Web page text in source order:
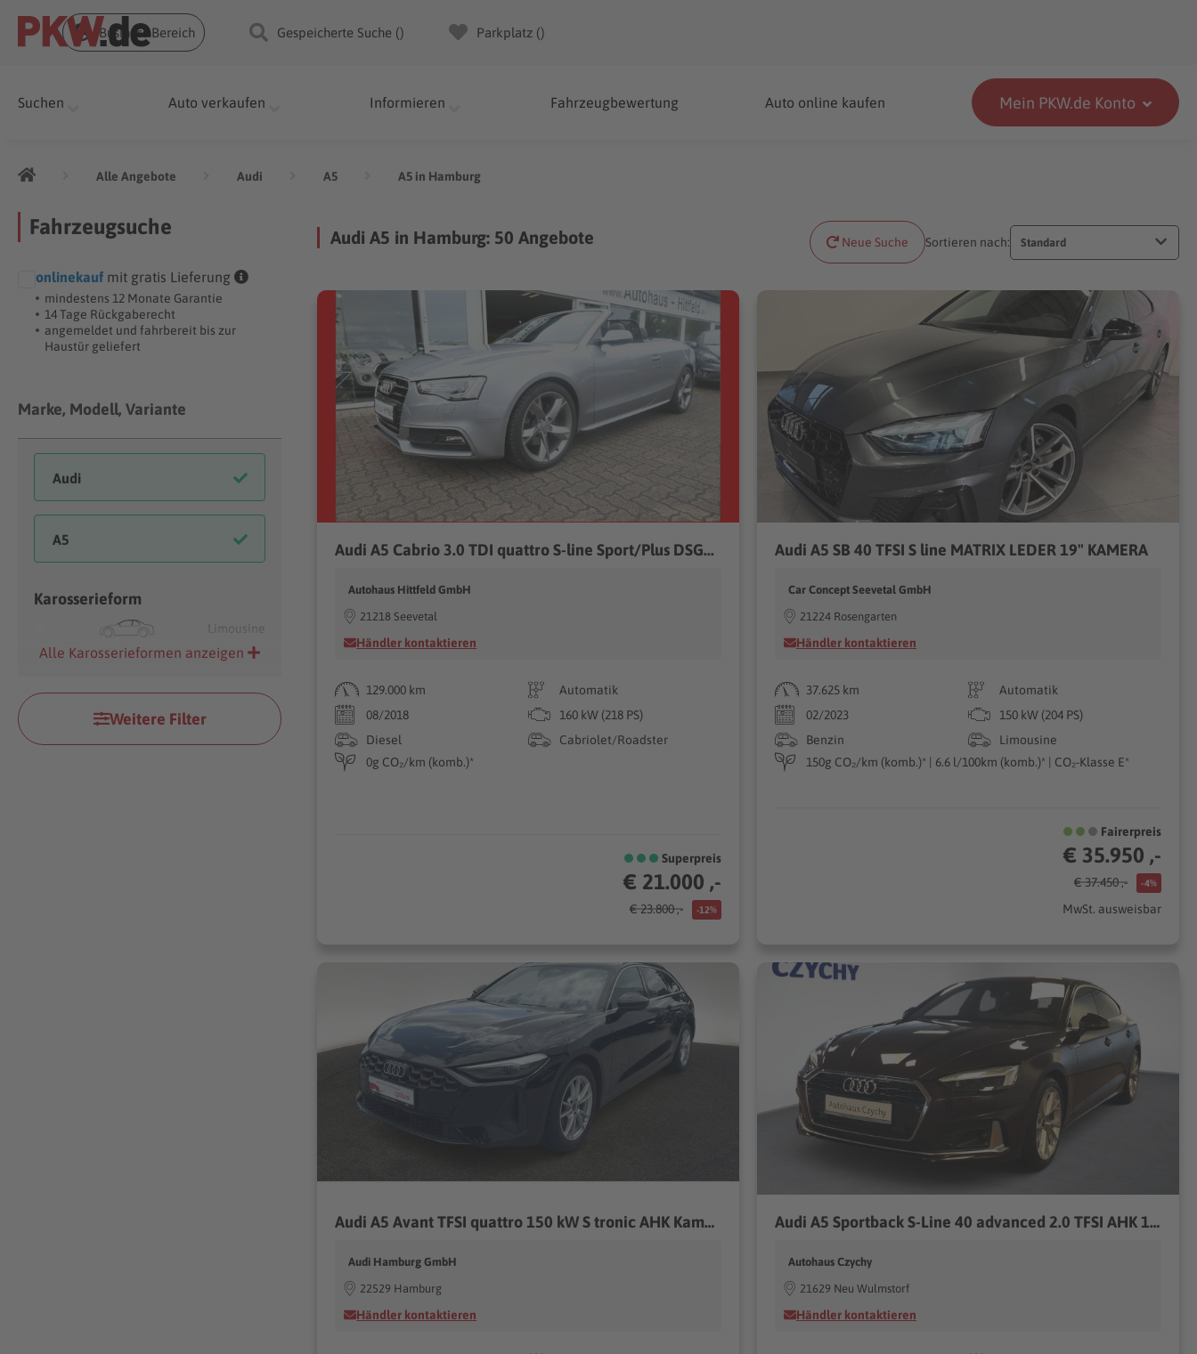
Business Bereich Gespeicherte Suche () Parkplatz ()
Suchen Auto verkaufen Informieren Fahrzeugbewertung Auto online kaufen Mein PKW.de Konto
Alle Angebote Audi A5 A5 in Hamburg
Fahrzeugsuche
onlinekauf mit gratis Lieferung
mindestens 12 Monate Garantie
14 Tage Rückgaberecht
angemeldet und fahrbereit bis zur
Haustür geliefert
Marke, Modell, Variante
Karosserieform
Limousine
Alle Karosserieformen anzeigen
Weitere Filter
Audi A5 in Hamburg: 50 Angebote Neue Suche Sortieren nach: Standard
Audi A5 Cabrio 3.0 TDI quattro S-line Sport/Plus DSG...
Autohaus Hittfeld GmbH
21218 Seevetal
Händler kontaktieren
129.000 km
Automatik
08/2018
160 kW (218 PS)
Diesel
Cabriolet/Roadster
0g CO₂/km (komb.)*
Superpreis
€ 21.000 ,-
€ 23.800 ,- -12%
Audi A5 SB 40 TFSI S line MATRIX LEDER 19" KAMERA
Car Concept Seevetal GmbH
21224 Rosengarten
Händler kontaktieren
37.625 km
Automatik
02/2023
150 kW (204 PS)
Benzin
Limousine
150g CO₂/km (komb.)* | 6.6 l/100km (komb.)* | CO₂-Klasse E*
Fairerpreis
€ 35.950 ,-
€ 37.450 ,- -4%
MwSt. ausweisbar
Audi A5 Avant TFSI quattro 150 kW S tronic AHK Kamera
Audi Hamburg GmbH
22529 Hamburg
Händler kontaktieren
Audi A5 Sportback S-Line 40 advanced 2.0 TFSI AHK 1. Hand
Autohaus Czychy
21629 Neu Wulmstorf
Händler kontaktieren